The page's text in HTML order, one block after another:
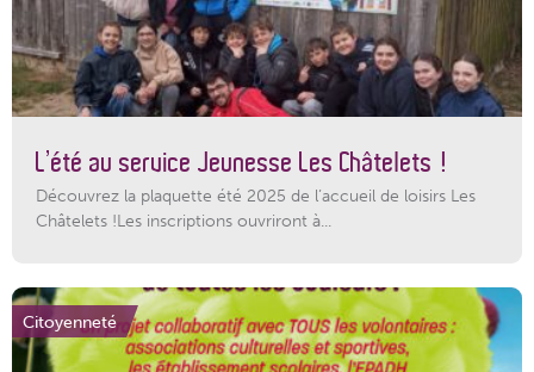
L’été au service Jeunesse Les Châtelets !
Découvrez la plaquette été 2025 de l’accueil de loisirs Les
Châtelets !Les inscriptions ouvriront à...
Citoyenneté